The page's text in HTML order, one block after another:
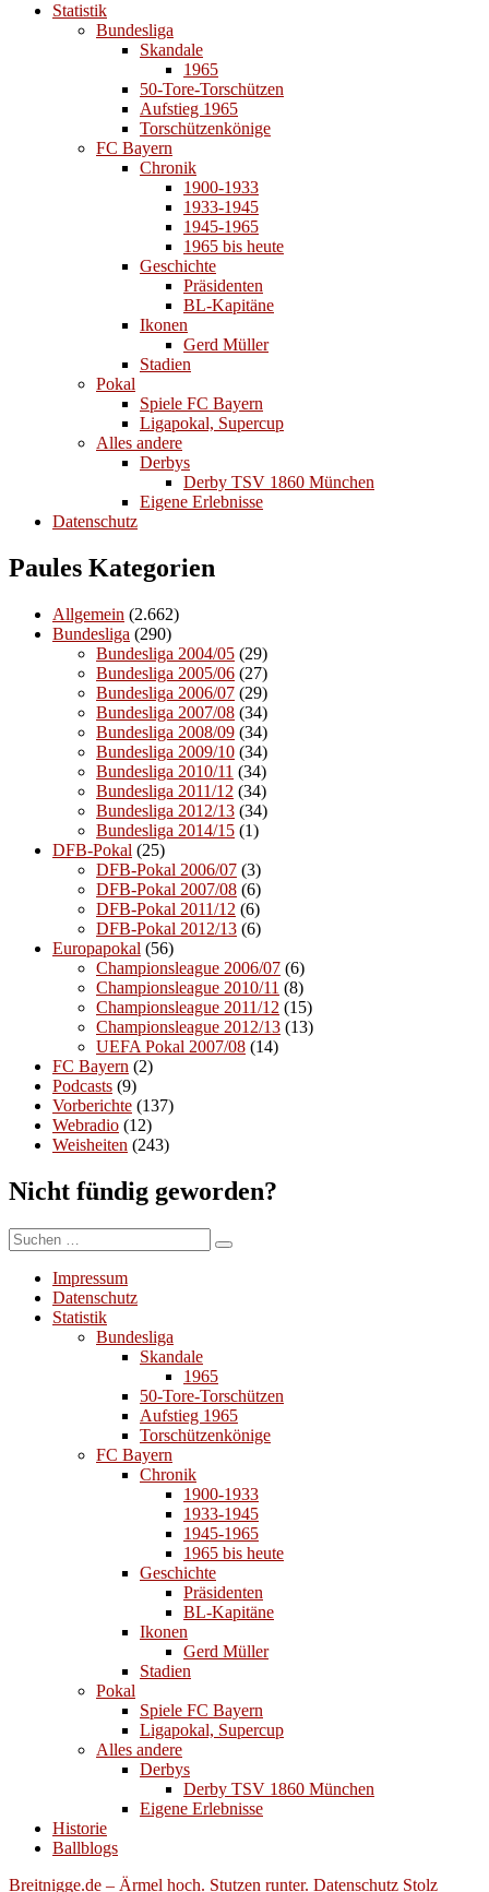
Statistik
Bundesliga
Skandale
1965
50-Tore-Torschützen
Aufstieg 1965
Torschützenkönige
FC Bayern
Chronik
1900-1933
1933-1945
1945-1965
1965 bis heute
Geschichte
Präsidenten
BL-Kapitäne
Ikonen
Gerd Müller
Stadien
Pokal
Spiele FC Bayern
Ligapokal, Supercup
Alles andere
Derbys
Derby TSV 1860 München
Eigene Erlebnisse
Datenschutz
Paules Kategorien
Allgemein (2.662)
Bundesliga (290)
Bundesliga 2004/05 (29)
Bundesliga 2005/06 (27)
Bundesliga 2006/07 (29)
Bundesliga 2007/08 (34)
Bundesliga 2008/09 (34)
Bundesliga 2009/10 (34)
Bundesliga 2010/11 (34)
Bundesliga 2011/12 (34)
Bundesliga 2012/13 (34)
Bundesliga 2014/15 (1)
DFB-Pokal (25)
DFB-Pokal 2006/07 (3)
DFB-Pokal 2007/08 (6)
DFB-Pokal 2011/12 (6)
DFB-Pokal 2012/13 (6)
Europapokal (56)
Championsleague 2006/07 (6)
Championsleague 2010/11 (8)
Championsleague 2011/12 (15)
Championsleague 2012/13 (13)
UEFA Pokal 2007/08 (14)
FC Bayern (2)
Podcasts (9)
Vorberichte (137)
Webradio (12)
Weisheiten (243)
Nicht fündig geworden?
Suchen
nach:
Suchen
Impressum
Datenschutz
Statistik
Bundesliga
Skandale
1965
50-Tore-Torschützen
Aufstieg 1965
Torschützenkönige
FC Bayern
Chronik
1900-1933
1933-1945
1945-1965
1965 bis heute
Geschichte
Präsidenten
BL-Kapitäne
Ikonen
Gerd Müller
Stadien
Pokal
Spiele FC Bayern
Ligapokal, Supercup
Alles andere
Derbys
Derby TSV 1860 München
Eigene Erlebnisse
Historie
Ballblogs
Breitnigge.de – Ärmel hoch. Stutzen runter. Datenschutz Stolz